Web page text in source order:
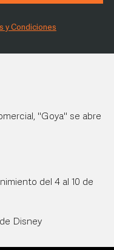
y Condiciones
"Goya" se abre
del 4 al 10 de
Disney